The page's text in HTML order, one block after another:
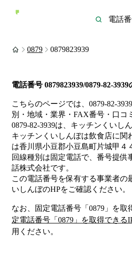
0879 0879823939
電話番号 0879823939/0879-82-3939
こちらのページでは、 0879-82-3939
別・地域・業界・FAX番号・口コ
0879-82-3939は、 キッチンくいし
キッチンくいしんぼは飲食店に関
は香川県小豆郡小豆島町片城甲４
回線種別は固定電話で、番号提供
話株式会社です。
この電話番号を保有する事業者の
いしんぼのHPをご確認ください。
なお、固定電話番号「 0879 」を取
定電話番号「 0879 」を取得できる
用ください。